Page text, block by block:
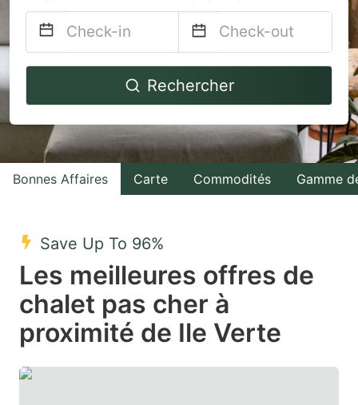
Navigate
to
interact
with
the
select
date.
Press
Navigate
backward
to
interact
with
the
a
date.
Press
Rechercher
Bonnes Affaires Carte Commodités Gamme
Save Up To 96%
Les meilleures offres de
chalet pas cher à
proximité de Ile Verte